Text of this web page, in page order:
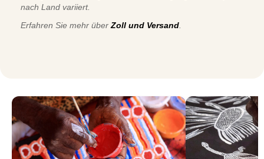
nach Land variiert.
Erfahren Sie mehr über Zoll und Versand